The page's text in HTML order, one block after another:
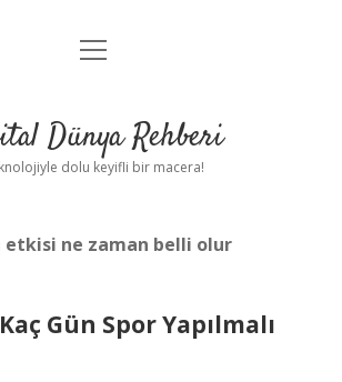
Anasayfa
Yasal Uyarı
menüyü
Dünya Rehberi
dolu keyifli bir macera!
etkisi ne zaman belli olur
Gün Spor Yapılmalı